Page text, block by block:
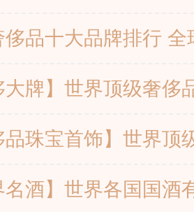
品十大品牌排行 全球顶
牌】世界顶级奢侈品牌大全
珠宝首饰】世界顶级珠宝首饰
名酒】世界各国国酒有哪